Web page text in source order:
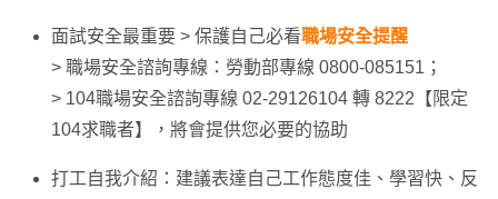
面試安全最重要 > 保護自己必看職場安全提醒
> 職場安全諮詢專線：勞動部專線 0800-085151；
> 104職場安全諮詢專線 02-29126104 轉 8222【限定
104求職者】，將會提供您必要的協助
打工自我介紹：建議表達自己工作態度佳、學習快、反